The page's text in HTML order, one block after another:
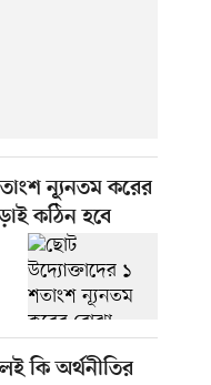
ন্যূনতম করের
কঠিন হবে
কি অর্থনীতির